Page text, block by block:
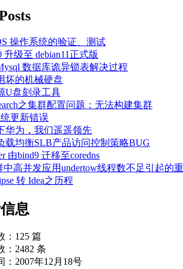
操作系统的验证、测试
升级至 debian11正式版
数据库诡异锁表解决过程
坏的机械硬盘
U盘刻录工具
之集群配置问题：无法构建集群
统更新错误
华为，我们遥遥领先
载均衡SLB产品访问控制策略BUG
由bind9 迁移至coredns
中高并发应用undertow线程数不足引起的
转 Idea之历程
息
：125 篇
：2482 条
：2007年12月18号